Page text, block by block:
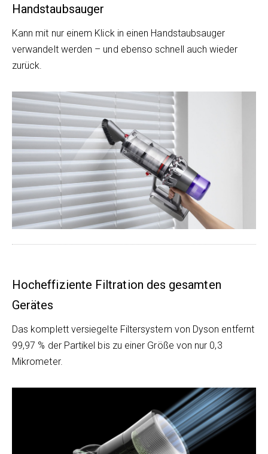
Handstaubsauger
Kann mit nur einem Klick in einen Handstaubsauger
verwandelt werden – und ebenso schnell auch wieder
zurück.
Hocheffiziente Filtration des gesamten
Gerätes
Das komplett versiegelte Filtersystem von Dyson entfernt
99,97 % der Partikel bis zu einer Größe von nur 0,3
Mikrometer.